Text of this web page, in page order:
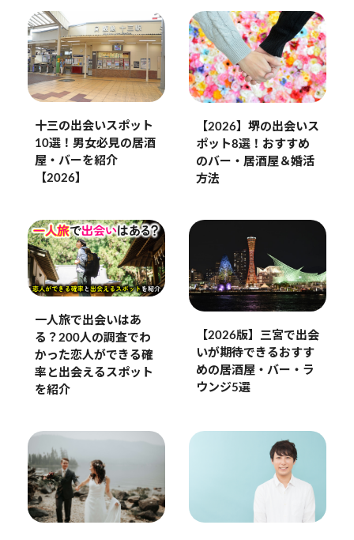
十三の出会いスポット
10選！男女必見の居酒
屋・バーを紹介
【2026】
【2026】堺の出会いス
ポット8選！おすすめ
のバー・居酒屋＆婚活
方法
一人旅で出会いはあ
る？200人の調査でわ
かった恋人ができる確
率と出会えるスポット
を紹介
【2026版】三宮で出会
いが期待できるおすす
めの居酒屋・バー・ラ
ウンジ5選